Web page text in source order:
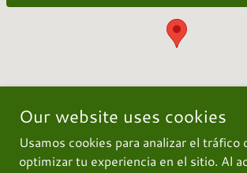
Copyright © 2017 The Bellevue
Our website uses cookies
Usamos cookies para analizar el tráfico
optimizar tu experiencia en el sitio. Al